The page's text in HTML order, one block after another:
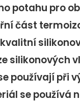
potahu pro
část
silikonových
používají při
se používá